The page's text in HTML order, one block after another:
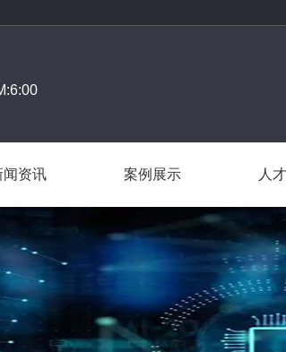
闻资讯 案例展示 人